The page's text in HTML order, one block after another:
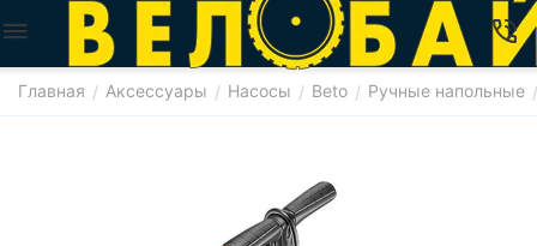
Главная / Аксессуары / Насосы / Beto / Ручные напольные /